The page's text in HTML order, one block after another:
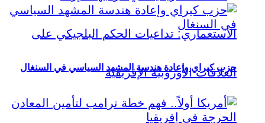
حزب كيراي وإعادة هندسة المشهد السياسي في السنغال